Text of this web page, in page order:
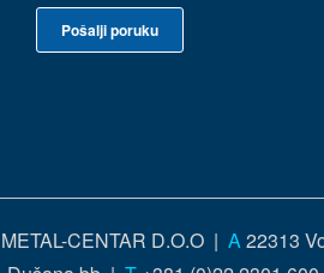
METAL-CENTAR D.O.O | A22313